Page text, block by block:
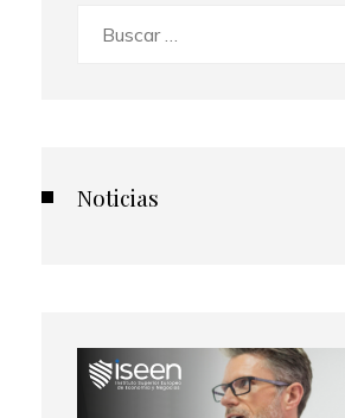
Noticias